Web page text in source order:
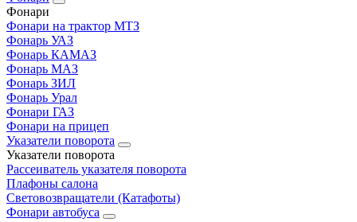
Фонари
Фонари на трактор МТЗ
Фонарь УАЗ
Фонарь КАМАЗ
Фонарь МАЗ
Фонарь ЗИЛ
Фонарь Урал
Фонари ГАЗ
Фонари на прицеп
Указатели поворота
Указатели поворота
Рассеиватель указателя поворота
Плафоны салона
Световозвращатели (Катафоты)
Фонари автобуса